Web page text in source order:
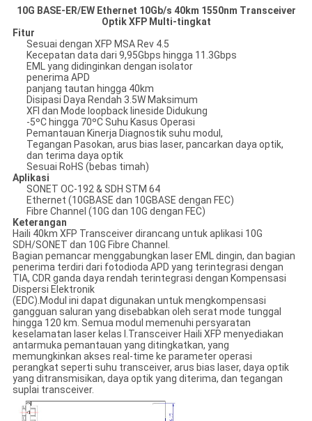
10G BASE-ER/EW Ethernet 10Gb/s 40km 1550nm Transceiver
Optik XFP Multi-tingkat
Fitur
Sesuai dengan XFP MSA Rev 4.5
Kecepatan data dari 9,95Gbps hingga 11.3Gbps
EML yang didinginkan dengan isolator
penerima APD
panjang tautan hingga 40km
Disipasi Daya Rendah 3.5W Maksimum
XFI dan Mode loopback lineside Didukung
-5ºC hingga 70ºC Suhu Kasus Operasi
Pemantauan Kinerja Diagnostik suhu modul,
Tegangan Pasokan, arus bias laser, pancarkan daya optik,
dan terima daya optik
Sesuai RoHS (bebas timah)
Aplikasi
SONET OC-192 & SDH STM 64
Ethernet (10GBASE dan 10GBASE dengan FEC)
Fibre Channel (10G dan 10G dengan FEC)
Keterangan
Haili 40km XFP Transceiver dirancang untuk aplikasi 10G
SDH/SONET dan 10G Fibre Channel.
Bagian pemancar menggabungkan laser EML dingin, dan bagian
penerima terdiri dari fotodioda APD yang terintegrasi dengan
TIA, CDR ganda daya rendah terintegrasi dengan Kompensasi
Dispersi Elektronik
(EDC).Modul ini dapat digunakan untuk mengkompensasi
gangguan saluran yang disebabkan oleh serat mode tunggal
hingga 120 km. Semua modul memenuhi persyaratan
keselamatan laser kelas I.Transceiver Haili XFP menyediakan
antarmuka pemantauan yang ditingkatkan, yang
memungkinkan akses real-time ke parameter operasi
perangkat seperti suhu transceiver, arus bias laser, daya optik
yang ditransmisikan, daya optik yang diterima, dan tegangan
suplai transceiver.